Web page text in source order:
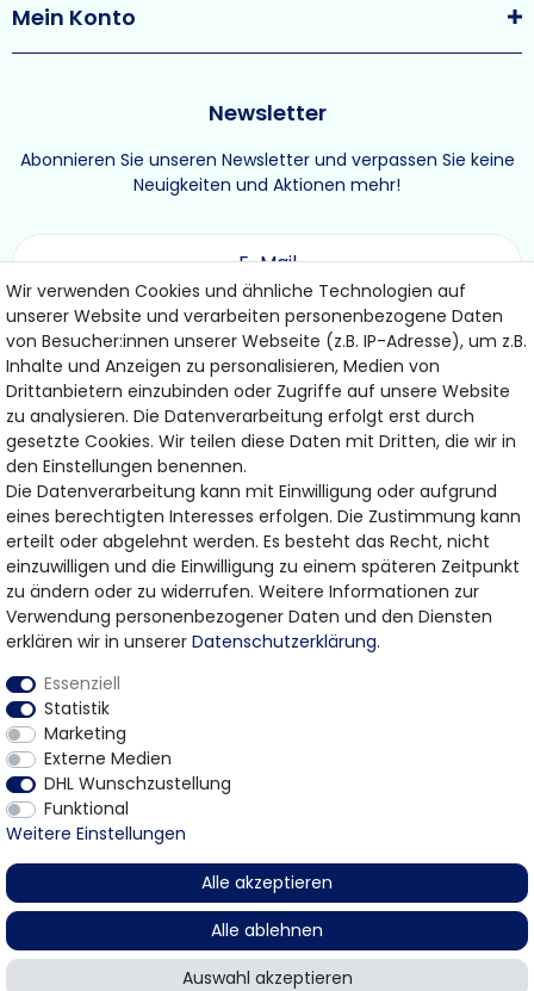
Newsletter
Abonnieren Sie unseren Newsletter und verpassen Sie keine
Neuigkeiten und Aktionen mehr!
ABONNIEREN
Hiermit bestätige ich, dass ich die Daten­schutz­erklärunggelesen habe.
Meine Einwilligung kann ich jederzeit widerrufen.
Mein Konto
Bezahlung & Versand
Wir bieten Ihnen viele Möglichkeiten einer sicheren
Bezahlung.
* Gilt für Lieferungen innerhalb Deutschlands
© 2026 Gomer Trading GmbH / Alle Rechte vorbehalten.
Wir verwenden Cookies und ähnliche Technologien auf
unserer Website und verarbeiten personenbezogene Daten
von Besucher:innen unserer Webseite (z.B. IP-Adresse), um z.B.
Inhalte und Anzeigen zu personalisieren, Medien von
Drittanbietern einzubinden oder Zugriffe auf unsere Website
zu analysieren. Die Datenverarbeitung erfolgt erst durch
gesetzte Cookies. Wir teilen diese Daten mit Dritten, die wir in
den Einstellungen benennen.
Die Datenverarbeitung kann mit Einwilligung oder aufgrund
eines berechtigten Interesses erfolgen. Die Zustimmung kann
erteilt oder abgelehnt werden. Es besteht das Recht, nicht
einzuwilligen und die Einwilligung zu einem späteren Zeitpunkt
zu ändern oder zu widerrufen. Weitere Informationen zur
Verwendung personenbezogener Daten und den Diensten
erklären wir in unserer Daten­schutz­erklärung.
Essenziell
Statistik
Marketing
Externe Medien
DHL Wunschzustellung
Funktional
Weitere Einstellungen
Alle akzeptieren
Alle ablehnen
Auswahl akzeptieren